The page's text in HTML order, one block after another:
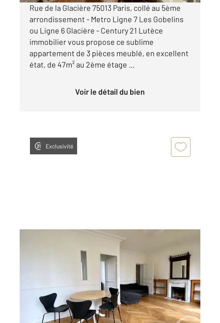
Rue de la Glacière 75013 Paris, collé au 5ème
arrondissement - Metro Ligne 7 Les Gobelins
ou Ligne 6 Glacière - Century 21 Lutèce
immobilier vous propose ce sublime
appartement de 3 pièces meublé, en excellent
état, de 47m² au 2ème étage ...
Voir le détail du bien
Exclusivité
, 3 pièces
Appartement F3 à louer
1 900 €
par mois charges comprises